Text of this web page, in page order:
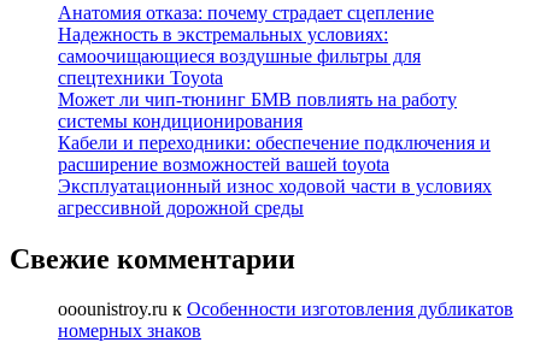
Анатомия отказа: почему страдает сцепление
Надежность в экстремальных условиях:
самоочищающиеся воздушные фильтры для
спецтехники Toyota
Может ли чип-тюнинг БМВ повлиять на работу
системы кондиционирования
Кабели и переходники: обеспечение подключения и
расширение возможностей вашей toyota
Эксплуатационный износ ходовой части в условиях
агрессивной дорожной среды
Свежие комментарии
ooounistroy.ru к Особенности изготовления дубликатов
номерных знаков